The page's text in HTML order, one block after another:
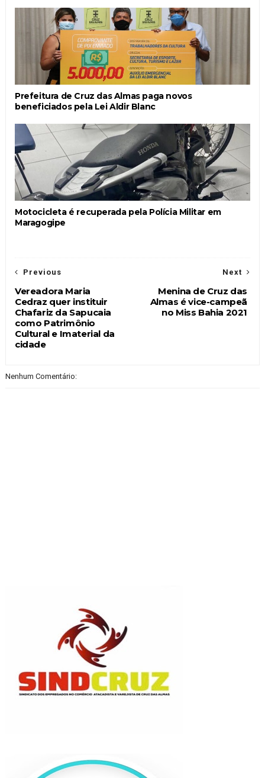
Prefeitura de Cruz das Almas paga novos
beneficiados pela Lei Aldir Blanc
Motocicleta é recuperada pela Polícia Militar em
Maragogipe
Next
Menina de Cruz das
Almas é vice-campeã
no Miss Bahia 2021
Previous
Vereadora Maria
Cedraz quer instituir
Chafariz da Sapucaia
como Patrimônio
Cultural e Imaterial da
cidade
Nenhum Comentário: